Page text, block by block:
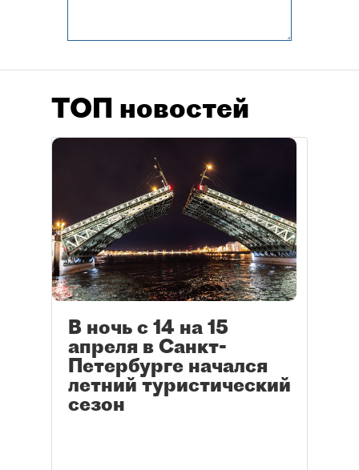
ТОП новостей
В ночь с 14 на 15
апреля в Санкт-
Петербурге начался
летний туристический
сезон